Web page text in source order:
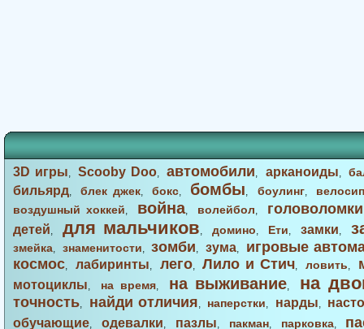
3D игры,Scooby Doo,автомобили, арканоиды,
бильярд,блек джек,бокс, бомбы, боулинг,
воздушный хоккей, война, волейбол, головоломки
детей, для мальчиков, домино, Ети, замки,
змейка, знаменитости,зомби, зума,
игровые
космос, лабиринты, лего,Лило и Стич,ловить,
мотоциклы, на время, на выживание, на
точность, найди отличия, наперстки, нарды,
обучающие, одевалки, пазлы, пакман, парковка,